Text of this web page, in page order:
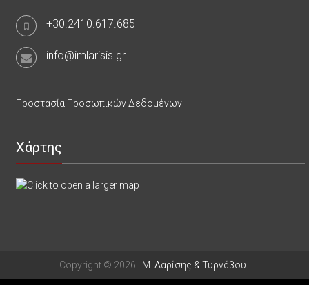
+30.2410.617.685
info@imlarisis.gr
Προστασία Προσωπικών Δεδομένων
Χάρτης
Copyright © 2026 Ι.Μ. Λαρίσης & Τυρνάβου.